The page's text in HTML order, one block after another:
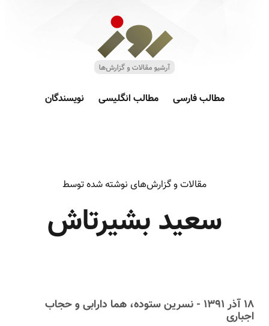
مطالب فارسی مطالب انگلیسی نویسندگان
مقالات و گزارش‌های نوشته شده توسط
سعید بشیرتاش
۱۸ آذر ۱۳۹۱ - نسرین ستوده، هما دارابى و حجاب
اجبارى